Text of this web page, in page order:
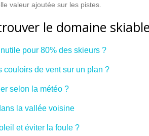
valeur ajoutée sur les pistes.
le domaine
pour 80% des skieurs ?
couloirs de vent sur un plan ?
selon la météo ?
la vallée voisine
et éviter la foule ?